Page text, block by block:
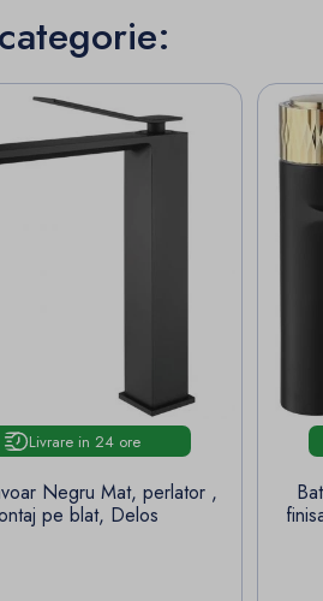
Livrare in 24 ore
Negru Mat, perlator ,
pe blat, Delos